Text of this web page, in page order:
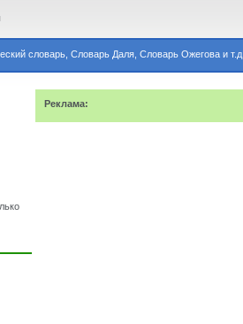
словарь, Словарь Даля, Словарь Ожегова и т.д.
Реклама: